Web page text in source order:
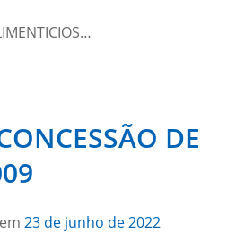
DE
23 de junho de 2022